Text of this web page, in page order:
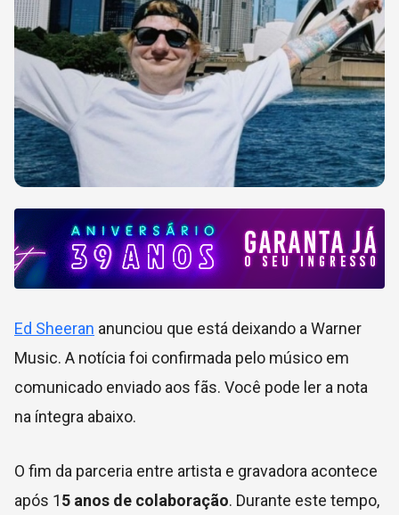
Ed Sheeran anunciou que está deixando a Warner
Music. A notícia foi confirmada pelo músico em
comunicado enviado aos fãs. Você pode ler a nota
na íntegra abaixo.
O fim da parceria entre artista e gravadora acontece
após 15 anos de colaboração. Durante este tempo,